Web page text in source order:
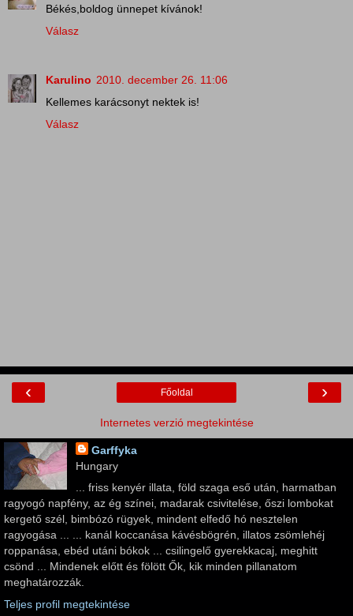
Békés,boldog ünnepet kívánok!
Válasz
Karulino 2010. december 26. 11:06
Kellemes karácsonyt nektek is!
Válasz
‹ ›
Főoldal
Internetes verzió megtekintése
Garffyka
Hungary
... friss kenyér illata, föld szaga eső után, harmatban
ragyogó napfény, az ég színei, madarak csivitelése, őszi lombokat
kergető szél, bimbózó rügyek, mindent elfedő hó nesztelen
ragyogása ... ... kanál koccanása kávésbögrén, illatos zsömlehéj
roppanása, ebéd utáni bókok ... csilingelő gyerekkacaj, meghitt
csönd ... Mindenek előtt és fölött Ők, kik minden pillanatom
meghatározzák.
Teljes profil megtekintése